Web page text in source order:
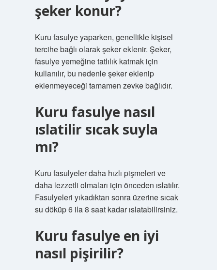
şeker konur?
Kuru fasulye yaparken, genellikle kişisel
tercihe bağlı olarak şeker eklenir. Şeker,
fasulye yemeğine tatlılık katmak için
kullanılır, bu nedenle şeker eklenip
eklenmeyeceği tamamen zevke bağlıdır.
Kuru fasulye nasıl
ıslatilir sıcak suyla
mı?
Kuru fasulyeler daha hızlı pişmeleri ve
daha lezzetli olmaları için önceden ıslatılır.
Fasulyeleri yıkadıktan sonra üzerine sıcak
su döküp 6 ila 8 saat kadar ıslatabilirsiniz.
Kuru fasulye en iyi
nasıl pişirilir?